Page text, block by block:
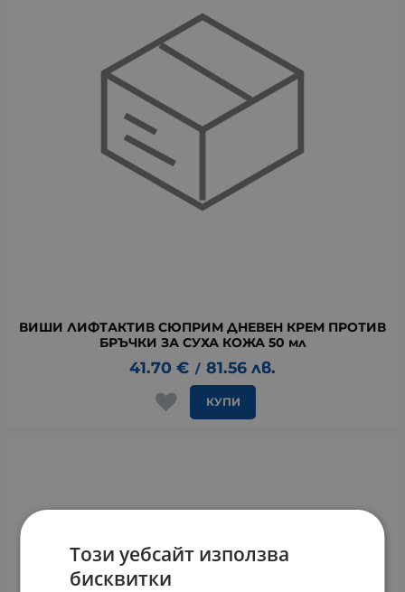
ВИШИ ЛИФТАКТИВ СЮПРИМ ДНЕВЕН КРЕМ ПРОТИВ
БРЪЧКИ ЗА СУХА КОЖА 50 мл
41.70 € / 81.56 лв.
КУПИ
Този уебсайт използва
бисквитки